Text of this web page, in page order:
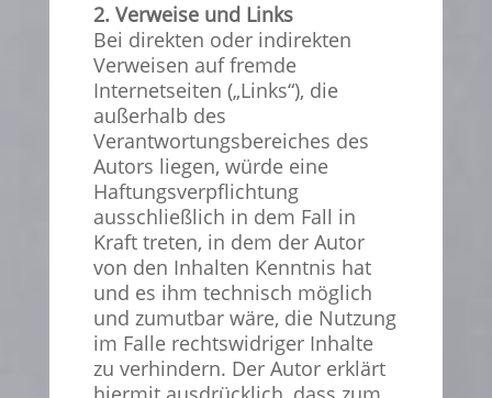
2. Verweise und Links
Bei direkten oder indirekten
Verweisen auf fremde
Internetseiten („Links“), die
außerhalb des
Verantwortungsbereiches des
Autors liegen, würde eine
Haftungsverpflichtung
ausschließlich in dem Fall in
Kraft treten, in dem der Autor
von den Inhalten Kenntnis hat
und es ihm technisch möglich
und zumutbar wäre, die Nutzung
im Falle rechtswidriger Inhalte
zu verhindern. Der Autor erklärt